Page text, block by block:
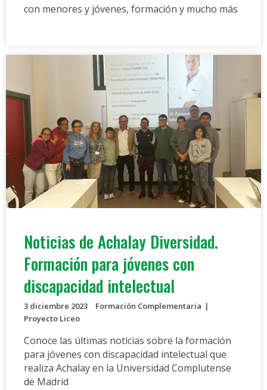
con menores y jóvenes, formación y mucho más
Noticias de Achalay Diversidad.
Formación para jóvenes con
discapacidad intelectual
3 diciembre 2023
Formación Complementaria
Proyecto Liceo
Conoce las últimas noticias sobre la formación
para jóvenes con discapacidad intelectual que
realiza Achalay en la Universidad Complutense
de Madrid